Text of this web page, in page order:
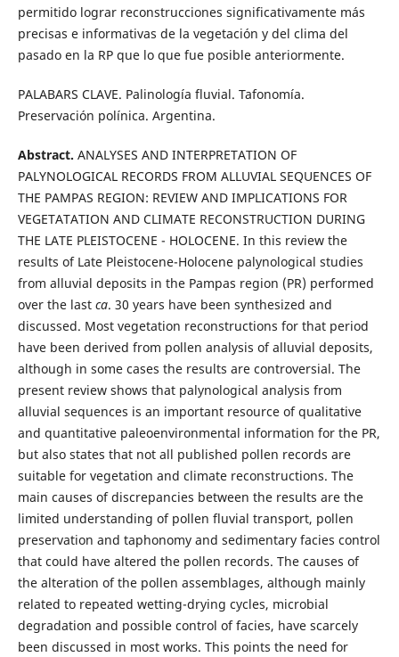
permitido lograr reconstrucciones significativamente más
precisas e informativas de la vegetación y del clima del
pasado en la RP que lo que fue posible anteriormente.
PALABARS CLAVE. Palinología fluvial. Tafonomía.
Preservación polínica. Argentina.
Abstract. ANALYSES AND INTERPRETATION OF
PALYNOLOGICAL RECORDS FROM ALLUVIAL SEQUENCES OF
THE PAMPAS REGION: REVIEW AND IMPLICATIONS FOR
VEGETATATION AND CLIMATE RECONSTRUCTION DURING
THE LATE PLEISTOCENE - HOLOCENE. In this review the
results of Late Pleistocene-Holocene palynological studies
from alluvial deposits in the Pampas region (PR) performed
over the last ca. 30 years have been synthesized and
discussed. Most vegetation reconstructions for that period
have been derived from pollen analysis of alluvial deposits,
although in some cases the results are controversial. The
present review shows that palynological analysis from
alluvial sequences is an important resource of qualitative
and quantitative paleoenvironmental information for the PR,
but also states that not all published pollen records are
suitable for vegetation and climate reconstructions. The
main causes of discrepancies between the results are the
limited understanding of pollen fluvial transport, pollen
preservation and taphonomy and sedimentary facies control
that could have altered the pollen records. The causes of
the alteration of the pollen assemblages, although mainly
related to repeated wetting-drying cycles, microbial
degradation and possible control of facies, have scarcely
been discussed in most works. This points the need for